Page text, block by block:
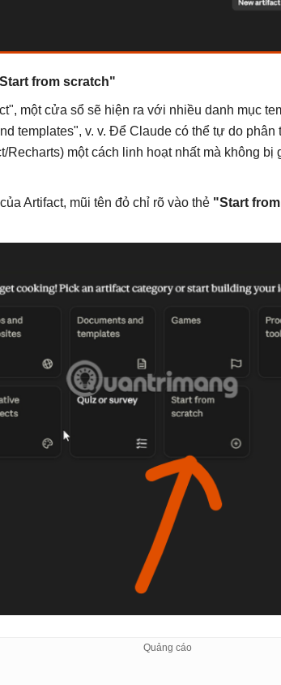
from scratch"
một cửa sổ sẽ hiện ra với nhiều danh mục
templates", v. v. Để Claude có thể tự do phân
một cách linh hoạt nhất mà không bị
Artifact, mũi tên đỏ chỉ rõ vào thẻ "Start